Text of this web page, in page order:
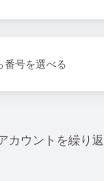
番号を選べる
ウントを繰り返